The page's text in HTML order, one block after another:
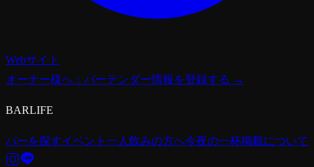
Webサイト
オーナー様へ：バーテンダー情報を登録する →
BARLIFE
バーを探すイベント 一人飲みの方へ今夜の一杯掲載について